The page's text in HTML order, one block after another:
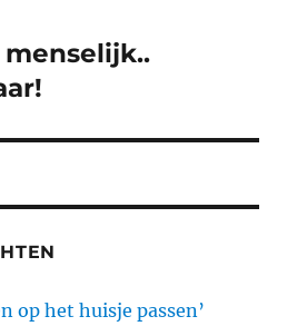
op het huisje passen’